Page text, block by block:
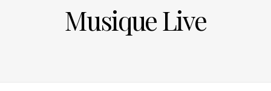
Musique Live